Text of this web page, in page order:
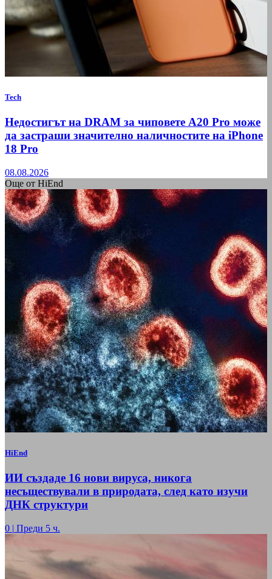
Tech
Недостигът на DRAM за чиповете A20 Pro може
да застраши значително наличностите на iPhone
18 Pro
08.08.2026
Още от HiEnd
HiEnd
ИИ създаде 16 нови вируса, никога
несъществували в природата, след като изучи
ДНК структури
0 | Преди 5 ч.